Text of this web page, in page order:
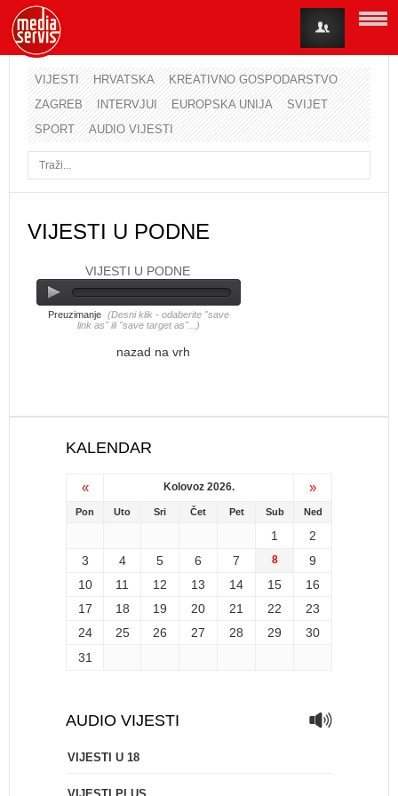
VIJESTI HRVATSKA
KREATIVNO GOSPODARSTVO
ZAGREB
INTERVJUI EUROPSKA UNIJA
SVIJET
SPORT
AUDIO VIJESTI
VIJESTI U PODNE
VIJESTI U PODNE
Preuzimanje (Desni klik - odaberite "save
link as" ili "save target as"...)
nazad na vrh
KALENDAR
« Kolovoz 2026. »
Pon Uto Sri Čet Pet Sub Ned
1
2
3
4 5 6 7 8
9
10
11 12 13 14 15
16
17
18 19 20 21 22
23
24
25 26 27 28 29
30
31
AUDIO VIJESTI
VIJESTI U 18
Korisničko ime
Lozinka
Zaboravili ste lozinku?